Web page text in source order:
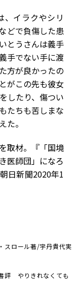
イラクやシリ
どで負傷した患
とうさんは義手
手でない手に渡
方が良かったの
がこの先も彼女
したり、傷つい
たちも苦しまな
た。
取材。『「国境
医師団」になろ
日新聞2020年1
スロール著/宇丹貴代実
評 やりきれなくても